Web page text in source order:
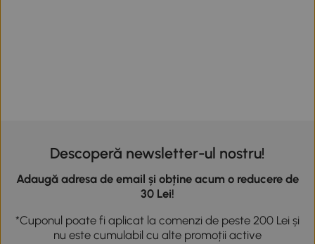
Descoperă newsletter-ul nostru!
Adaugă adresa de email și obține acum o reducere de
30 Lei!
*Cuponul poate fi aplicat la comenzi de peste 200 Lei și
nu este cumulabil cu alte promoții active